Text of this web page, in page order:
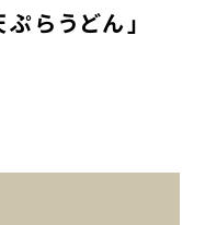
らうどん」